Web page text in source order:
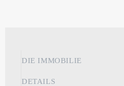
DIE IMMOBILIE
DETAILS